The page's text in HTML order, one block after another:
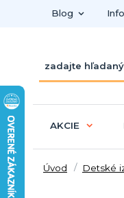
Blog
AKCIE
Úvod Detské